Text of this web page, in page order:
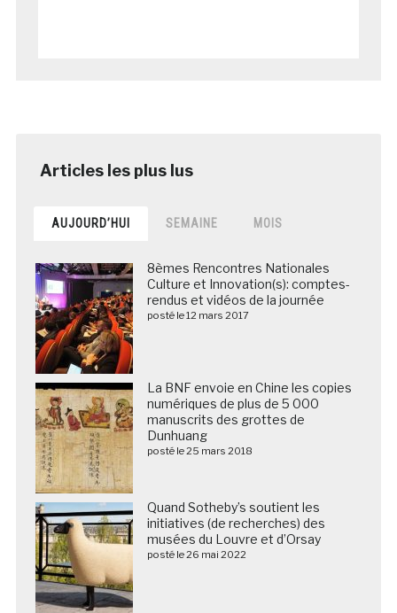
AUJOURD’HUI SEMAINE MOIS
8èmes Rencontres Nationales
Culture et Innovation(s): comptes-
rendus et vidéos de la journée
posté le 12 mars 2017
La BNF envoie en Chine les copies
numériques de plus de 5 000
manuscrits des grottes de
Dunhuang
posté le 25 mars 2018
Quand Sotheby’s soutient les
initiatives (de recherches) des
musées du Louvre et d’Orsay
posté le 26 mai 2022